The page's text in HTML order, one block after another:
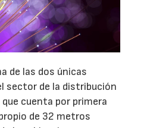
de las dos únicas
sector de la distribución
cuenta por primera
de 32 metros